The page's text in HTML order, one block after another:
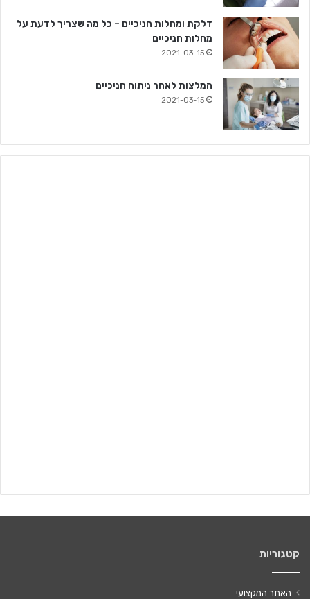
דלקת ומחלות חניכיים – כל מה שצריך לדעת על
מחלות חניכיים
2021-03-15
המלצות לאחר ניתוח חניכיים
2021-03-15
קטגוריות
האתר המקצועי